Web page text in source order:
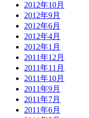
2012年10月
2012年9月
2012年6月
2012年4月
2012年1月
2011年12月
2011年11月
2011年10月
2011年9月
2011年7月
2011年6月